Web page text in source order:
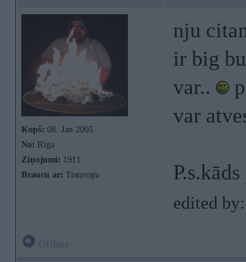
Kopš: 08. Jan 2005
No: Rīga
Ziņojumi: 1911
Braucu ar: Tramvaju
nju
ir big
var..
var
edited